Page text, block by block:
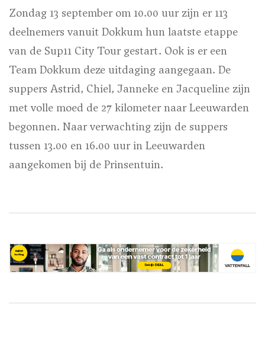
Zondag 13 september om 10.00 uur zijn er 113
deelnemers vanuit Dokkum hun laatste etappe
van de Sup11 City Tour gestart. Ook is er een
Team Dokkum deze uitdaging aangegaan. De
suppers Astrid, Chiel, Janneke en Jacqueline zijn
met volle moed de 27 kilometer naar Leeuwarden
begonnen. Naar verwachting zijn de suppers
tussen 13.00 en 16.00 uur in Leeuwarden
aangekomen bij de Prinsentuin.